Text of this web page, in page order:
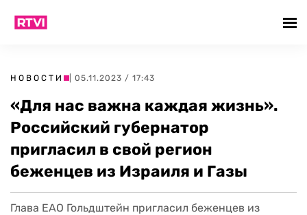
НОВОСТИ | 05.11.2023 / 17:43
«Для нас важна каждая жизнь».
Российский губернатор
пригласил в свой регион
беженцев из Израиля и Газы
Глава ЕАО Гольдштейн пригласил беженцев из